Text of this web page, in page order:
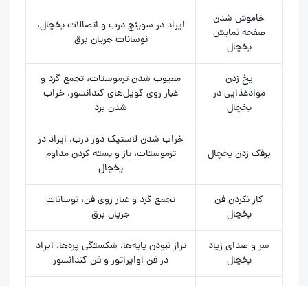
خاموش شدن
صفحه نمایش
یخچال
ایراد در سویئچ درب و اتصالات یخچال،
نوسانات جریان برق
یخ زدن
موادغذایی در
یخچال
معیوب شدن ترموستات، تجمع گرد و
غبار روی کویل‌های کندانسور، خراب
شدن برد
برفک زدن یخچال
خراب شدن لاستیک دور درب، ایراد در
ترموستات، باز و بسته کردن مداوم
یخچال
کار نکردن فن
یخچال
تجمع گرد و غبار روی فن، نوسانات
جریان برق
سر و صدای زیاد
یخچال
تراز نبودن پایه‌ها، شکستگی پره‌ها، ایراد
در فن اواپراتور و فن کندانسور